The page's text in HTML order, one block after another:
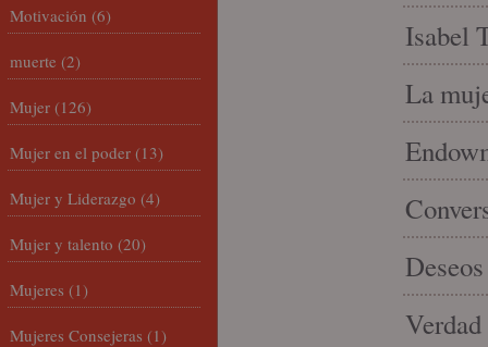
Isabel
La
Motivación (6)
muerte (2)
Mujer (126)
Mujer en el poder (13)
Mujer y Liderazgo (4)
Mujer y talento (20)
Mujeres (1)
Mujeres Consejeras (1)